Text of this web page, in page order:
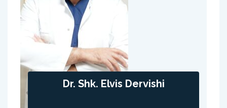
Dr. Shk. Elvis Dervishi